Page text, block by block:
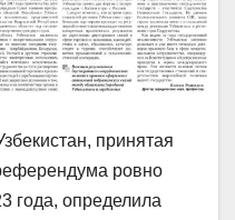
принятая
ровно
года, определила